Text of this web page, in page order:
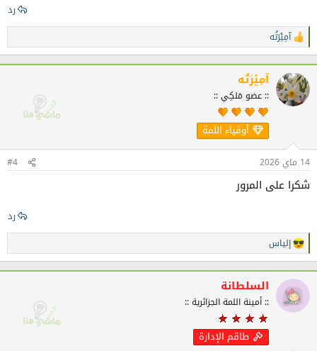
رد
ا
ل
ت
ف
ا
ع
آمِيْرَتُه
آمِيْرَتُه
:: عضو مَلكِي ::
أوفياء اللمة
14 ماي 2026 #4
شكرا على المرور
رد
ا
ل
ت
ف
ع
إلياس
السلطانة
:: أمينة اللمة الجزائرية ::
طاقم الإدارة